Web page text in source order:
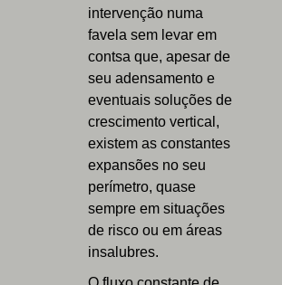
intervenção numa
favela sem levar em
contsa que, apesar de
seu adensamento e
eventuais soluções de
crescimento vertical,
existem as constantes
expansões no seu
perímetro, quase
sempre em situações
de risco ou em áreas
insalubres.